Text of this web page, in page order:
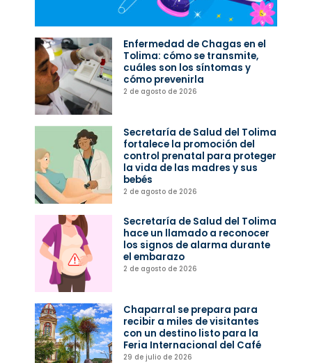
Enfermedad de Chagas en el
Tolima: cómo se transmite,
cuáles son los síntomas y
cómo prevenirla
2 de agosto de 2026
Secretaría de Salud del Tolima
fortalece la promoción del
control prenatal para proteger
la vida de las madres y sus
bebés
2 de agosto de 2026
Secretaría de Salud del Tolima
hace un llamado a reconocer
los signos de alarma durante
el embarazo
2 de agosto de 2026
Chaparral se prepara para
recibir a miles de visitantes
con un destino listo para la
Feria Internacional del Café
29 de julio de 2026